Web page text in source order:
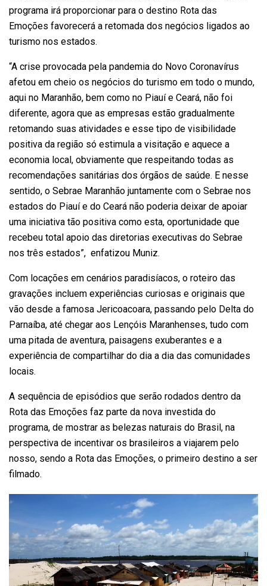
programa irá proporcionar para o destino Rota das
Emoções favorecerá a retomada dos negócios ligados ao
turismo nos estados.
“A crise provocada pela pandemia do Novo Coronavírus
afetou em cheio os negócios do turismo em todo o mundo,
aqui no Maranhão, bem como no Piauí e Ceará, não foi
diferente, agora que as empresas estão gradualmente
retomando suas atividades e esse tipo de visibilidade
positiva da região só estimula a visitação e aquece a
economia local, obviamente que respeitando todas as
recomendações sanitárias dos órgãos de saúde. E nesse
sentido, o Sebrae Maranhão juntamente com o Sebrae nos
estados do Piauí e do Ceará não poderia deixar de apoiar
uma iniciativa tão positiva como esta, oportunidade que
recebeu total apoio das diretorias executivas do Sebrae
nos três estados”, enfatizou Muniz.
Com locações em cenários paradisíacos, o roteiro das
gravações incluem experiências curiosas e originais que
vão desde a famosa Jericoacoara, passando pelo Delta do
Parnaíba, até chegar aos Lençóis Maranhenses, tudo com
uma pitada de aventura, paisagens exuberantes e a
experiência de compartilhar do dia a dia das comunidades
locais.
A sequência de episódios que serão rodados dentro da
Rota das Emoções faz parte da nova investida do
programa, de mostrar as belezas naturais do Brasil, na
perspectiva de incentivar os brasileiros a viajarem pelo
nosso, sendo a Rota das Emoções, o primeiro destino a ser
filmado.